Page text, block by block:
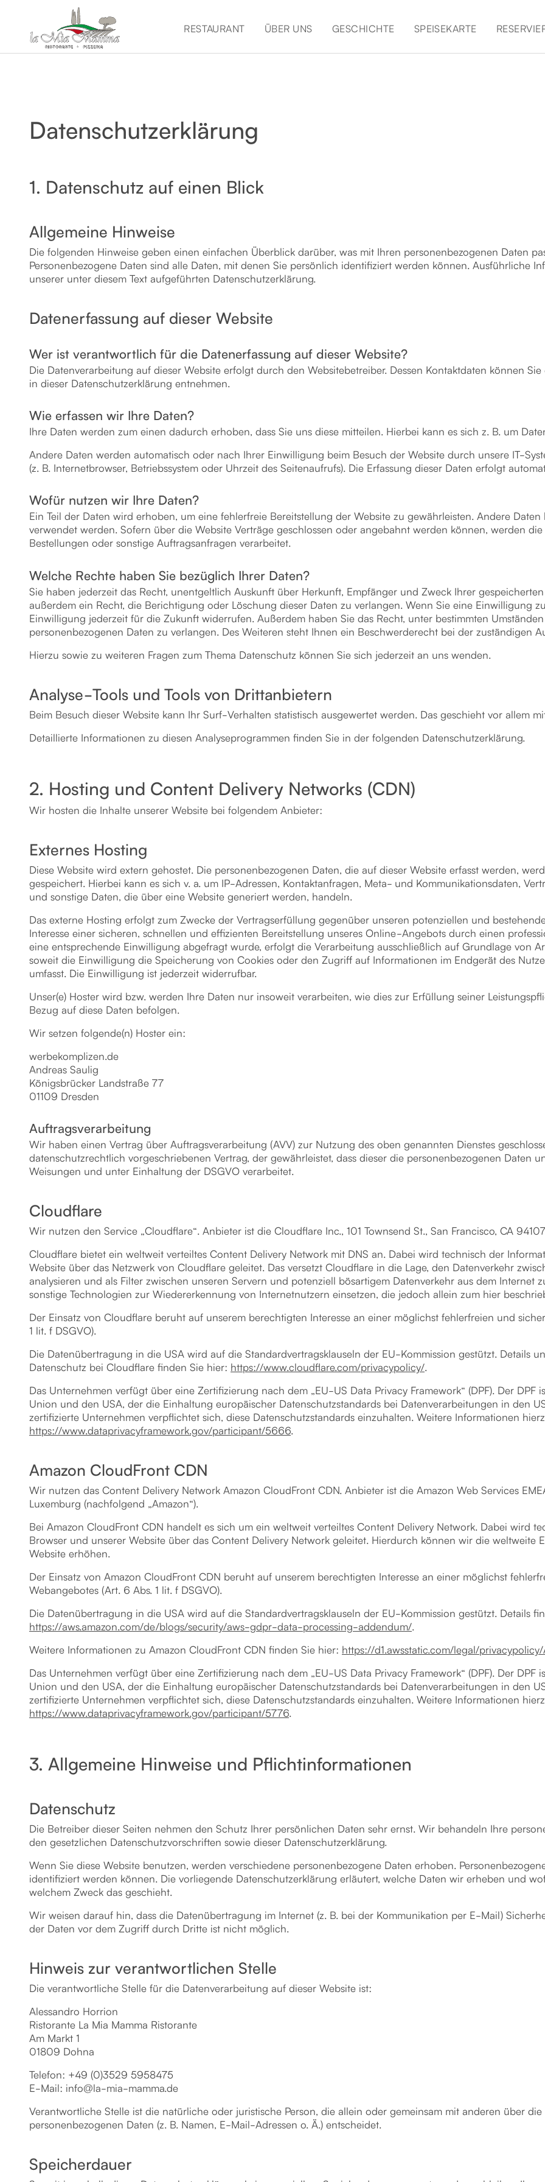
RESTAURANT ÜBER UNS GESCHICHTE SPEISEKARTE
Datenschutz­erklärung
1. Datenschutz auf einen Blick
Allgemeine Hinweise
Die folgenden Hinweise geben einen einfachen Überblick darüber, was mit Ihren personenbezogenen Daten
Personenbezogene Daten sind alle Daten, mit denen Sie persönlich identifiziert werden können. Ausführliche
unserer unter diesem Text aufgeführten Datenschutzerklärung.
Datenerfassung auf dieser Website
Wer ist verantwortlich für die Datenerfassung auf dieser Website?
Die Datenverarbeitung auf dieser Website erfolgt durch den Websitebetreiber. Dessen Kontaktdaten können
in dieser Datenschutzerklärung entnehmen.
Wie erfassen wir Ihre Daten?
Ihre Daten werden zum einen dadurch erhoben, dass Sie uns diese mitteilen. Hierbei kann es sich z. B. um
Andere Daten werden automatisch oder nach Ihrer Einwilligung beim Besuch der Website durch unsere IT-
(z. B. Internetbrowser, Betriebssystem oder Uhrzeit des Seitenaufrufs). Die Erfassung dieser Daten erfolgt
Wofür nutzen wir Ihre Daten?
Ein Teil der Daten wird erhoben, um eine fehlerfreie Bereitstellung der Website zu gewährleisten. Andere
verwendet werden. Sofern über die Website Verträge geschlossen oder angebahnt werden können, werden
Bestellungen oder sonstige Auftragsanfragen verarbeitet.
Welche Rechte haben Sie bezüglich Ihrer Daten?
Sie haben jederzeit das Recht, unentgeltlich Auskunft über Herkunft, Empfänger und Zweck Ihrer
außerdem ein Recht, die Berichtigung oder Löschung dieser Daten zu verlangen. Wenn Sie eine Einwilligung
Einwilligung jederzeit für die Zukunft widerrufen. Außerdem haben Sie das Recht, unter bestimmten
personenbezogenen Daten zu verlangen. Des Weiteren steht Ihnen ein Beschwerderecht bei der zuständigen
Hierzu sowie zu weiteren Fragen zum Thema Datenschutz können Sie sich jederzeit an uns wenden.
Analyse-Tools und Tools von Dritt­anbietern
Beim Besuch dieser Website kann Ihr Surf-Verhalten statistisch ausgewertet werden. Das geschieht vor allem
Detaillierte Informationen zu diesen Analyseprogrammen finden Sie in der folgenden Datenschutzerklärung.
2. Hosting und Content Delivery Networks (CDN)
Wir hosten die Inhalte unserer Website bei folgendem Anbieter:
Externes Hosting
Diese Website wird extern gehostet. Die personenbezogenen Daten, die auf dieser Website erfasst werden,
gespeichert. Hierbei kann es sich v. a. um IP-Adressen, Kontaktanfragen, Meta- und Kommunikationsdaten,
und sonstige Daten, die über eine Website generiert werden, handeln.
Das externe Hosting erfolgt zum Zwecke der Vertragserfüllung gegenüber unseren potenziellen und
Interesse einer sicheren, schnellen und effizienten Bereitstellung unseres Online-Angebots durch einen
eine entsprechende Einwilligung abgefragt wurde, erfolgt die Verarbeitung ausschließlich auf Grundlage von
soweit die Einwilligung die Speicherung von Cookies oder den Zugriff auf Informationen im Endgerät des
umfasst. Die Einwilligung ist jederzeit widerrufbar.
Unser(e) Hoster wird bzw. werden Ihre Daten nur insoweit verarbeiten, wie dies zur Erfüllung seiner
Bezug auf diese Daten befolgen.
Wir setzen folgende(n) Hoster ein:
werbekomplizen.de
Andreas Saulig
Königsbrücker Landstraße 77
01109 Dresden
Auftragsverarbeitung
Wir haben einen Vertrag über Auftragsverarbeitung (AVV) zur Nutzung des oben genannten Dienstes
datenschutzrechtlich vorgeschriebenen Vertrag, der gewährleistet, dass dieser die personenbezogenen Daten
Weisungen und unter Einhaltung der DSGVO verarbeitet.
Cloudflare
Wir nutzen den Service „Cloudflare“. Anbieter ist die Cloudflare Inc., 101 Townsend St., San Francisco, CA
Cloudflare bietet ein weltweit verteiltes Content Delivery Network mit DNS an. Dabei wird technisch der
Website über das Netzwerk von Cloudflare geleitet. Das versetzt Cloudflare in die Lage, den Datenverkehr
analysieren und als Filter zwischen unseren Servern und potenziell bösartigem Datenverkehr aus dem
sonstige Technologien zur Wiedererkennung von Internetnutzern einsetzen, die jedoch allein zum hier
Der Einsatz von Cloudflare beruht auf unserem berechtigten Interesse an einer möglichst fehlerfreien und
1 lit. f DSGVO).
Die Datenübertragung in die USA wird auf die Standardvertragsklauseln der EU-Kommission gestützt. Details
Datenschutz bei Cloudflare finden Sie hier: https://www.cloudflare.com/privacypolicy/.
Das Unternehmen verfügt über eine Zertifizierung nach dem „EU-US Data Privacy Framework“ (DPF). Der
Union und den USA, der die Einhaltung europäischer Datenschutzstandards bei Datenverarbeitungen in den
zertifizierte Unternehmen verpflichtet sich, diese Datenschutzstandards einzuhalten. Weitere Informationen
https://www.dataprivacyframework.gov/participant/5666.
Amazon CloudFront CDN
Wir nutzen das Content Delivery Network Amazon CloudFront CDN. Anbieter ist die Amazon Web Services
Luxemburg (nachfolgend „Amazon“).
Bei Amazon CloudFront CDN handelt es sich um ein weltweit verteiltes Content Delivery Network. Dabei wird
Browser und unserer Website über das Content Delivery Network geleitet. Hierdurch können wir die weltweite
Website erhöhen.
Der Einsatz von Amazon CloudFront CDN beruht auf unserem berechtigten Interesse an einer möglichst
Webangebotes (Art. 6 Abs. 1 lit. f DSGVO).
Die Datenübertragung in die USA wird auf die Standardvertragsklauseln der EU-Kommission gestützt. Details
https://aws.amazon.com/de/blogs/security/aws-gdpr-data-processing-addendum/.
Weitere Informationen zu Amazon CloudFront CDN finden Sie hier: https://d1.awsstatic.com/legal/
Das Unternehmen verfügt über eine Zertifizierung nach dem „EU-US Data Privacy Framework“ (DPF). Der
Union und den USA, der die Einhaltung europäischer Datenschutzstandards bei Datenverarbeitungen in den
zertifizierte Unternehmen verpflichtet sich, diese Datenschutzstandards einzuhalten. Weitere Informationen
https://www.dataprivacyframework.gov/participant/5776.
3. Allgemeine Hinweise und Pflicht­informationen
Datenschutz
Die Betreiber dieser Seiten nehmen den Schutz Ihrer persönlichen Daten sehr ernst. Wir behandeln Ihre
den gesetzlichen Datenschutzvorschriften sowie dieser Datenschutzerklärung.
Wenn Sie diese Website benutzen, werden verschiedene personenbezogene Daten erhoben.
identifiziert werden können. Die vorliegende Datenschutzerklärung erläutert, welche Daten wir erheben und
welchem Zweck das geschieht.
Wir weisen darauf hin, dass die Datenübertragung im Internet (z. B. bei der Kommunikation per E-Mail)
der Daten vor dem Zugriff durch Dritte ist nicht möglich.
Hinweis zur verantwortlichen Stelle
Die verantwortliche Stelle für die Datenverarbeitung auf dieser Website ist:
Alessandro Horrion
Ristorante La Mia Mamma Ristorante
Am Markt 1
01809 Dohna
Telefon: +49 (0)3529 5958475
E-Mail: info@la-mia-mamma.de
Verantwortliche Stelle ist die natürliche oder juristische Person, die allein oder gemeinsam mit anderen über
personenbezogenen Daten (z. B. Namen, E-Mail-Adressen o. Ä.) entscheidet.
Speicherdauer